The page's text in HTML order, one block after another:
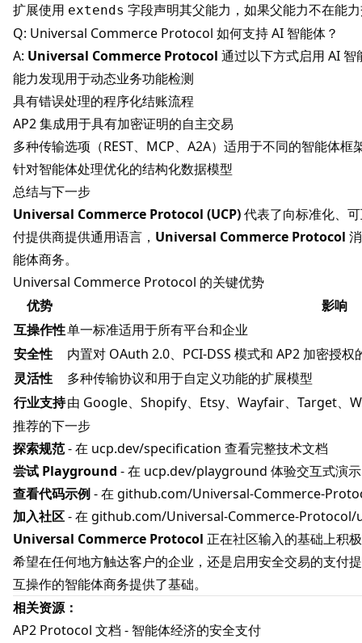
扩展使用 extends 字段声明其父能力，如果父能力不在能
Q: Universal Commerce Protocol 如何支持 AI 智能体？
A: Universal Commerce Protocol 通过以下方式启用 AI 智
能力发现用于动态业务功能检测
具有错误处理的程序化结账流程
AP2 集成用于具有加密证明的自主交易
多种传输选项（REST、MCP、A2A）适用于不同的智能体框
针对智能体处理优化的结构化数据模型
总结与下一步
Universal Commerce Protocol (UCP)代表了向标准化、
付提供商提供通用语言， Universal Commerce Protocol
能体商务。
Universal Commerce Protocol 的关键优势
优势
影响
互操作性单一标准适用于所有平台和企业
安全性
内置对 OAuth 2.0、PCI-DSS 模式和 AP2 加密授权
灵活性
多种传输协议和用于自定义功能的扩展模型
行业支持由 Google、Shopify、Etsy、Wayfair、Target、
推荐的下一步
探索规范- 在 ucp.dev/specification 查看完整技术文档
尝试 Playground - 在 ucp.dev/playground 体验交互式演示
查看代码示例- 在 github.com/Universal-Commerce-
加入社区- 在 github.com/Universal-Commerce-Protocol/
Universal Commerce Protocol 正在社区输入的基础上积
希望在任何地方触达客户的企业，还是启用安全交易的支付
互操作的智能体商务提供了基础。
相关资源：
AP2 Protocol 文档 - 智能体经济的安全支付